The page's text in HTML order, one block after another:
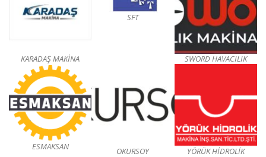
KARADAŞ MAKİNA
SFT
SWORD HAVACILIK
ESMAKSAN OKURSOY YÖRÜK HİDROLİK